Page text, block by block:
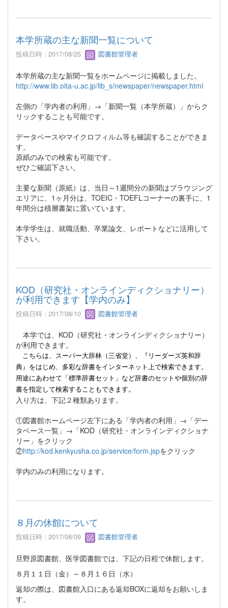
本学所蔵の主な新聞一覧について
投稿日時 : 2017/08/25 図書館管理者
本学所蔵の主な新聞一覧をホームページに掲載しました。
http://www.lib.oita-u.ac.jp/lib_s/newspaper/newspaper.html
左側の「学内者の利用」→「新聞一覧（本学所蔵）」からク
リックすることも可能です。
データベースやマイクロフィルム等も確認することができま
す。
原紙のみでの検索も可能です。
ぜひご確認下さい。
主要な新聞（原紙）は、当日～1週間分の新聞はブラウジング
エリアに、1ヶ月分は、TOEIC・TOEFLコーナーの裏手に、1
年間分は積層書架に置いています。
本学学生は、就職活動、卒業論文、レポートなどに活用して
下さい。
KOD（研究社・オンラインディクショナリー）
が利用できます【学内のみ】
投稿日時 : 2017/08/10 図書館管理者
本学では、KOD（研究社・オンラインディクショナリー）
が利用できます。
こちらは、スーパー大辞林（三省堂） 、『リーダーズ英和辞
典』をはじめ、多彩な辞書をインターネット上で検索できます。
用途にあわせて「標準辞書セット」など辞書のセットや個別の辞
書を指定して検索することもできます。
入り方は、下記２種類あります。
①図書館ホームページ左下にある「学内者の利用」→「デー
タベース一覧」→「KOD（研究社・オンラインディクショナ
リー」をクリック
②http://kod.kenkyusha.co.jp/service/form.jspをクリック
学内のみの利用になります。
８月の休館について
投稿日時 : 2017/08/09 図書館管理者
旦野原図書館、医学図書館では、下記の日程で休館します。
８月１１日（金）～８月１６日（水）
返却の際は、図書館入口にある返却BOXに返却をお願いしま
す。